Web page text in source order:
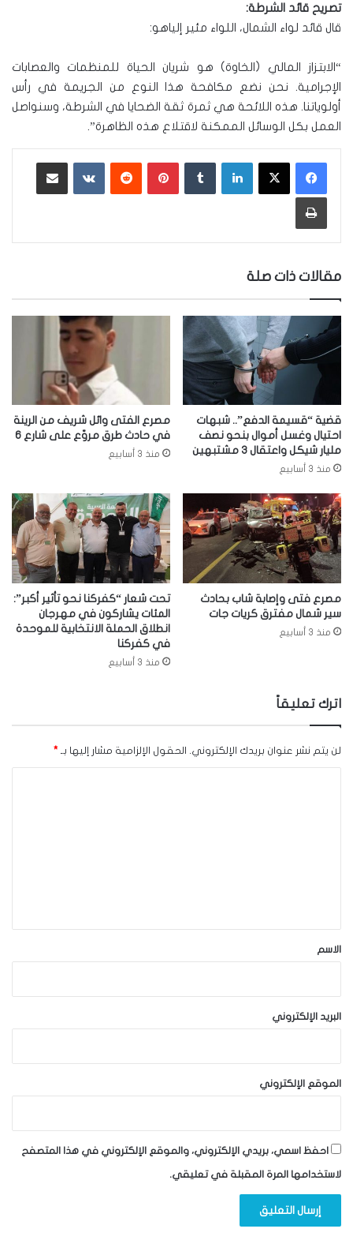
تصريح قائد الشرطة:
قال قائد لواء الشمال، اللواء مئير إلياهو:
“الابتزاز المالي (الخاوة) هو شريان الحياة للمنظمات والعصابات
الإجرامية. نحن نضع مكافحة هذا النوع من الجريمة في رأس
أولوياتنا. هذه اللائحة هي ثمرة ثقة الضحايا في الشرطة، وسنواصل
العمل بكل الوسائل الممكنة لاقتلاع هذه الظاهرة”.
لينكدإن بينتيريست ‏VKontakte
طباعة
مقالات ذات صلة
قضية “قسيمة الدفع”.. شبهات
احتيال وغسل أموال بنحو نصف
مليار شيكل واعتقال 3 مشتبهين
منذ 3 أسابيع
مصرع الفتى وائل شريف من الرينة
في حادث طرق مروّع على شارع 6
منذ 3 أسابيع
مصرع فتى وإصابة شاب بحادث
سير شمال مفترق كريات جات
منذ 3 أسابيع
تحت شعار “كفركنا نحو تأثير أكبر”:
المئات يشاركون في مهرجان
انطلاق الحملة الانتخابية للموحدة
في كفركنا
منذ 3 أسابيع
اترك تعليقاً
لن يتم نشر عنوان بريدك الإلكتروني. الحقول الإلزامية مشار إليها بـ *
*
الاسم
البريد الإلكتروني
الموقع الإلكتروني
احفظ اسمي، بريدي الإلكتروني، والموقع الإلكتروني في هذا المتصفح
لاستخدامها المرة المقبلة في تعليقي.